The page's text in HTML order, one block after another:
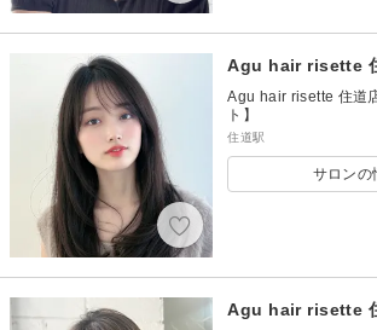
Agu hair risette
Agu hair risette 住道
ト】
住道駅
サロンの
Agu hair risette